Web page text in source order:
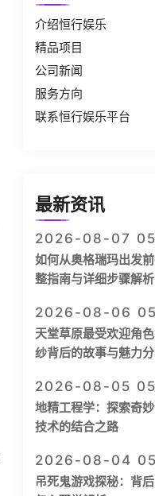
介绍恒行娱乐
精品项目
公司新闻
服务方向
联系恒行娱乐平台
最新资讯
2026-08-07
如何从奥格瑞玛出发
整指南与详细步骤解析
2026-08-06
天堂草原最受欢迎角
纱背后的故事与魅力
2026-08-05
地精工程学：探索奇
技术的结合之路
2026-08-04
吊死鬼游戏探秘：背